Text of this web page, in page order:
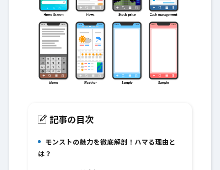
記事の目次
モンストの魅力を徹底解剖！ハマる理由と
は？